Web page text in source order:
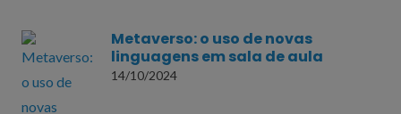
Metaverso: o uso de novas
linguagens em sala de aula
14/10/2024